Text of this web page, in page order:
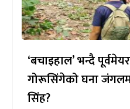
‘बचाइहाल’ भन्दै
गोरूसिंगेको घना
सिंह?